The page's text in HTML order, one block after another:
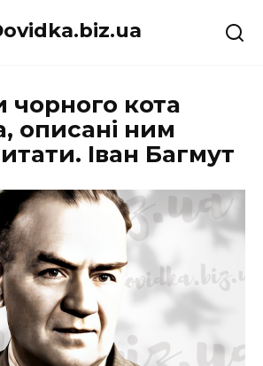
чорного кота
описані ним
Іван Багмут